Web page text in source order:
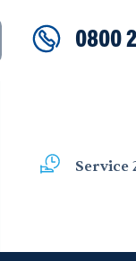
0800
Service